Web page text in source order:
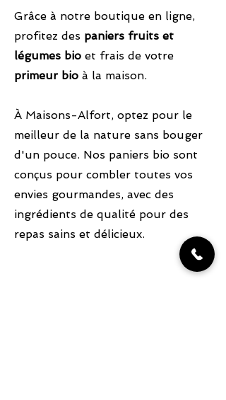
Grâce à notre boutique en ligne,
profitez des paniers fruits et
légumes bio et frais de votre
primeur bio à la maison.
À Maisons-Alfort, optez pour le
meilleur de la nature sans bouger
d'un pouce. Nos paniers bio sont
conçus pour combler toutes vos
envies gourmandes, avec des
ingrédients de qualité pour des
repas sains et délicieux.